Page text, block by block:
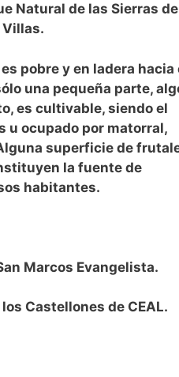
Natural de las Sierras de
Villas.
pobre y en ladera hacia
una pequeña parte,
es cultivable, siendo el
u ocupado por matorral,
superficie de
la fuente de
habitantes.
Marcos Evangelista.
Castellones de CEAL.